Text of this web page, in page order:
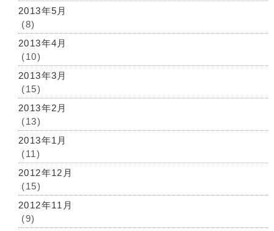
2013年5月
(8)
2013年4月
(10)
2013年3月
(15)
2013年2月
(13)
2013年1月
(11)
2012年12月
(15)
2012年11月
(9)